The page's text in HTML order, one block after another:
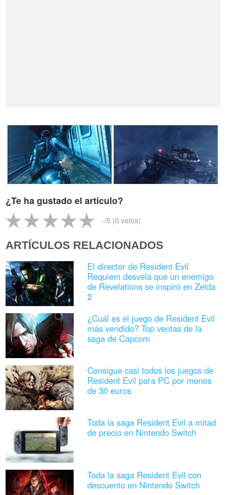
¿Te ha gustado el artículo?
-/5 (0 votos)
ARTÍCULOS RELACIONADOS
El director de Resident Evil
Requiem desvela que un enemigo
de Revelations se inspiró en Zelda
2
¿Cuál es el juego de Resident Evil
más vendido? Top ventas de la
saga de Capcom
Consigue casi todos los juegos de
Resident Evil para PC por menos
de 30 euros
Toda la saga Resident Evil a mitad
de precio en Nintendo Switch
Toda la saga Resident Evil con
descuento en Nintendo Switch